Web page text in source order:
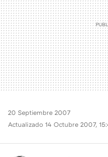
20 Septiembre 2007
Actualizado 14 Octubre 2007,